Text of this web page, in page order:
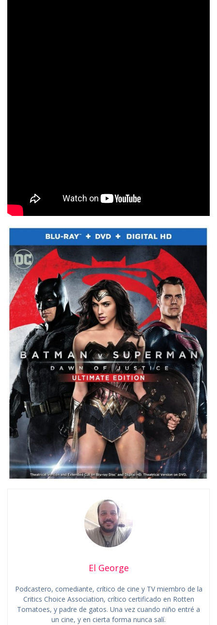
El George
Podcastero, comediante, crítico de cine y TV miembro de la
Critics Choice Association, crítico certificado en Rotten
Tomatoes, y padre de gatos. Una vez cuando niño entré a
un cine, y en cierta forma nunca salí.